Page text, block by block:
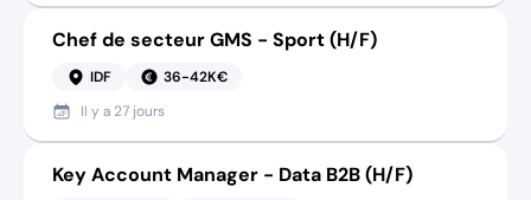
Chef de secteur GMS - Sport (H/F)
IDF
36-42K€
Il y a 27 jours
Key Account Manager - Data B2B (H/F)